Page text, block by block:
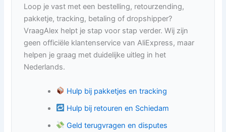
Loop je vast met een bestelling, retourzending,
pakketje, tracking, betaling of dropshipper?
VraagAlex helpt je stap voor stap verder. Wij zijn
geen officiële klantenservice van AliExpress, maar
helpen je graag met duidelijke uitleg in het
Nederlands.
Hulp bij pakketjes en tracking
Hulp bij retouren en Schiedam
Geld terugvragen en disputes